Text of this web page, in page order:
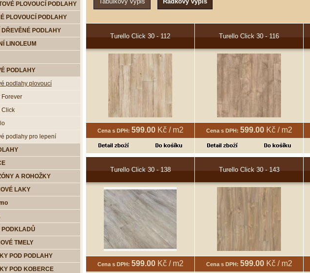
Turello Click 30 - 112
Cena s DPH: 599.00Kč / m2
Turello Click 30 - 116
Cena s DPH: 599.00Kč / m2
Turello Click 30 - 138
Cena s DPH: 599.00Kč / m2
Turello Click 30 - 143
Cena s DPH: 599.00Kč / m2
PLOVOUCÍ PODLAHY
PLOVOUCÍ PODLAHY
DŘEVĚNÉ PODLAHY
LINOLEUM
PODLAHY
podlahy plovoucí
Forever
Click
podlahy pro lepení
A ROHOŽKY
LAKY
PODKLADŮ
TMELY
POD PODLAHY
POD KOBERCE